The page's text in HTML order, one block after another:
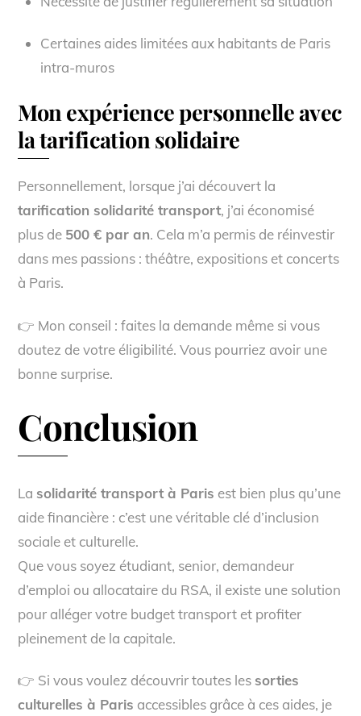
Certaines aides limitées aux habitants de Paris
intra-muros
Mon expérience personnelle avec
la tarification solidaire
Personnellement, lorsque j’ai découvert la
tarification solidarité transport, j’ai économisé
plus de 500 € par an. Cela m’a permis de réinvestir
dans mes passions : théâtre, expositions et concerts
à Paris.
👉 Mon conseil : faites la demande même si vous
doutez de votre éligibilité. Vous pourriez avoir une
bonne surprise.
Conclusion
Lasolidarité transport à Paris est bien plus qu’une
aide financière : c’est une véritable clé d’inclusion
sociale et culturelle.
Que vous soyez étudiant, senior, demandeur
d’emploi ou allocataire du RSA, il existe une solution
pour alléger votre budget transport et profiter
pleinement de la capitale.
👉 Si vous voulez découvrir toutes lessorties
culturelles à Paris accessibles grâce à ces aides, je